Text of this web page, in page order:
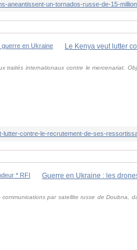
internationaux contre le mercenariat.
lutter-contre-le-recrutement-de-ses-
par satellite russe de Doubna,